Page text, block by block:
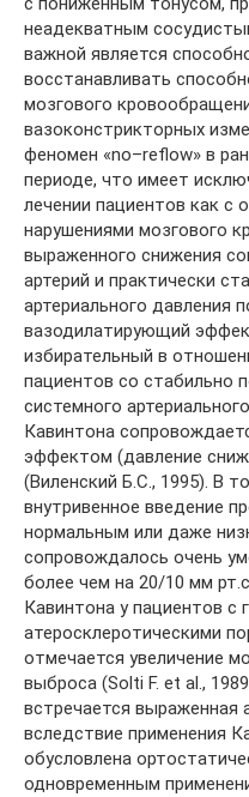
неадекватным
важной является
восстанавливать
мозгового
вазоконстрикторных
феномен «nо–reflоw» в
периоде, что имеет
лечении пациентов как с
нарушениями мозгового
выраженного снижения
артерий и практически
артериального давления
вазодилатирующий
избирательный в
пациентов со стабильно
системного
Кавинтона
эффектом (давление
(Виленский Б.С., 1995). В
внутривенное введение
нормальным или даже
сопровождалось очень
более чем на 20/10 мм
Кавинтона у пациентов с
атеросклеротическими
отмечается увеличение
выброса (Solti F. et al.,
встречается выраженная
вследствие применения
обусловлена
одновременным